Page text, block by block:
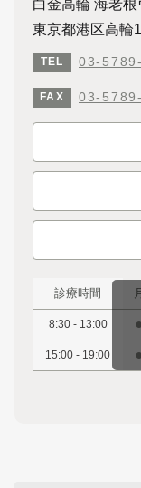
白金高輪 海老
東京都港区高輪
TEL 03-
FAX 03-
診療時間 月
8:30 - 13:00 ●
15:00 - 19:00 ●